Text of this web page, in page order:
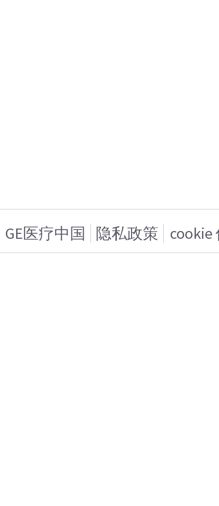
GE医疗中国 隐私政策 cookie